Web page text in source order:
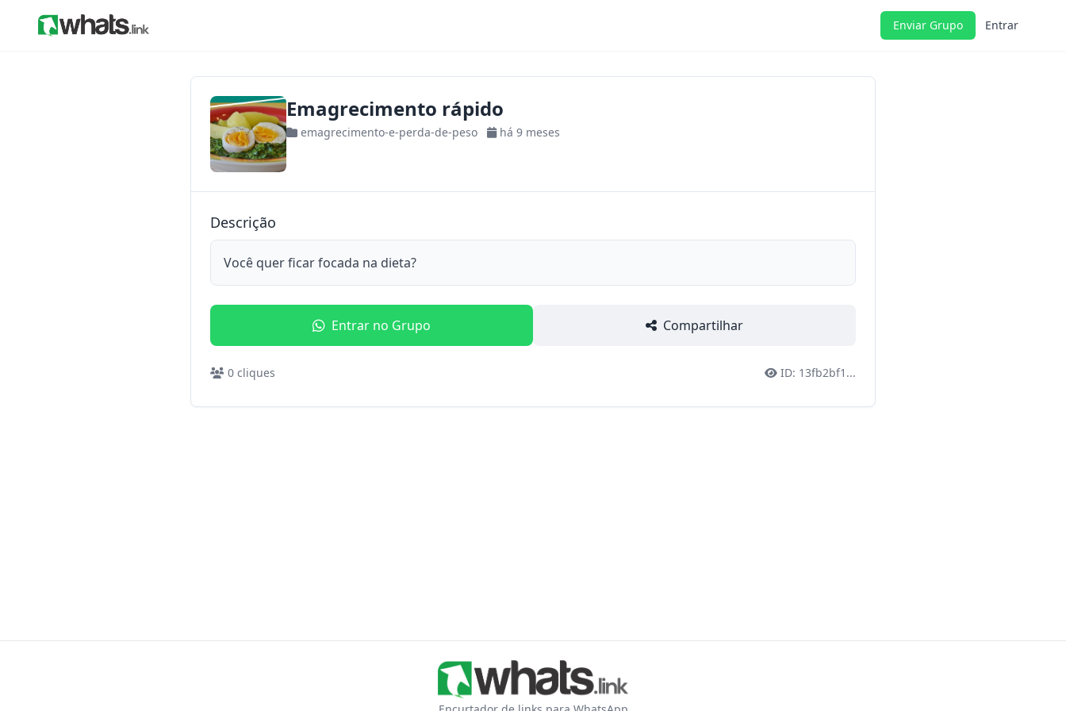
Enviar Grupo Entrar
Emagrecimento rápido
emagrecimento-e-perda-de-peso há 9 meses
Descrição
Você quer ficar focada na dieta?
Entrar no Grupo Compartilhar
0 cliques ID: 13fb2bf1 ...